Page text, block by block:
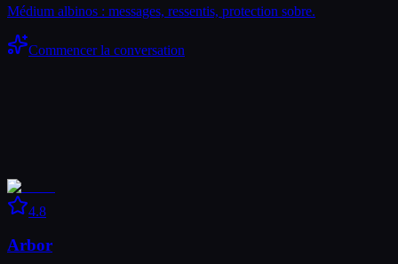
Médium albinos : messages, ressentis, protection sobre.
Commencer la conversation
4.8
Arbor